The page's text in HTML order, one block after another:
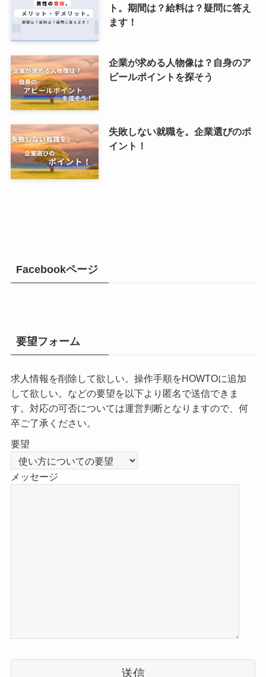
ト。期間は？給料は？疑問に答え
ます！
企業が求める人物像は？自身のア
ピールポイントを探そう
失敗しない就職を。企業選びのポ
イント！
Facebookページ
要望フォーム
求人情報を削除して欲しい。操作手順をHOWTOに追加
して欲しい。などの要望を以下より匿名で送信できま
す。対応の可否については運営判断となりますので、何
卒ご了承ください。
要望
メッセージ